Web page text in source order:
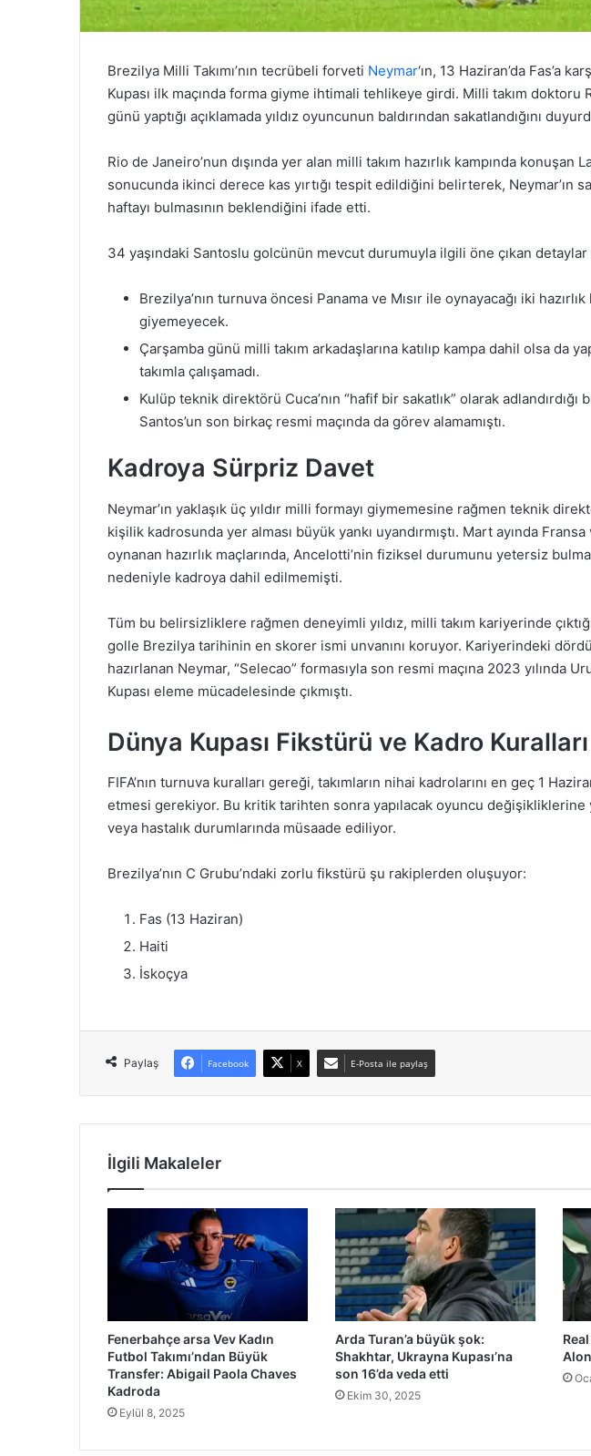
Brezilya Milli Takımı’nın tecrübeli forveti Neymar‘ın, 13 Haziran’da Fas’a
Kupası ilk maçında forma giyme ihtimali tehlikeye girdi. Milli takım doktoru
günü yaptığı açıklamada yıldız oyuncunun baldırından sakatlandığını
Rio de Janeiro’nun dışında yer alan milli takım hazırlık kampında konuşan
sonucunda ikinci derece kas yırtığı tespit edildiğini belirterek, Neymar’ın
haftayı bulmasının beklendiğini ifade etti.
34 yaşındaki Santoslu golcünün mevcut durumuyla ilgili öne çıkan
Brezilya’nın turnuva öncesi Panama ve Mısır ile oynayacağı iki
giyemeyecek.
Çarşamba günü milli takım arkadaşlarına katılıp kampa dahil olsa da
takımla çalışamadı.
Kulüp teknik direktörü Cuca’nın “hafif bir sakatlık” olarak
Santos’un son birkaç resmi maçında da görev alamamıştı.
Kadroya Sürpriz Davet
Neymar’ın yaklaşık üç yıldır milli formayı giymemesine rağmen teknik
kişilik kadrosunda yer alması büyük yankı uyandırmıştı. Mart ayında Fransa
oynanan hazırlık maçlarında, Ancelotti’nin fiziksel durumunu yetersiz
nedeniyle kadroya dahil edilmemişti.
Tüm bu belirsizliklere rağmen deneyimli yıldız, milli takım kariyerinde
golle Brezilya tarihinin en skorer ismi unvanını koruyor. Kariyerindeki
hazırlanan Neymar, “Selecao” formasıyla son resmi maçına 2023 yılında
Kupası eleme mücadelesinde çıkmıştı.
Dünya Kupası Fikstürü ve Kadro Kuralları
FIFA’nın turnuva kuralları gereği, takımların nihai kadrolarını en geç 1
etmesi gerekiyor. Bu kritik tarihten sonra yapılacak oyuncu değişikliklerine
veya hastalık durumlarında müsaade ediliyor.
Brezilya’nın C Grubu’ndaki zorlu fikstürü şu rakiplerden oluşuyor:
Fas (13 Haziran)
Haiti
İskoçya
Paylaş Facebook X E-Posta ile paylaş
İlgili Makaleler
Fenerbahçe arsa Vev Kadın
Futbol Takımı’ndan Büyük
Transfer: Abigail Paola Chaves
Kadroda
Eylül 8, 2025
Arda Turan’a büyük şok:
Shakhtar, Ukrayna Kupası’na
son 16’da veda etti
Ekim 30, 2025